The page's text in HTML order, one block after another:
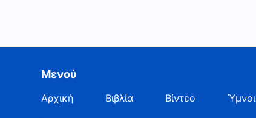
Μενού
Αρχική Βιβλία Βίντεο Ύμνοι